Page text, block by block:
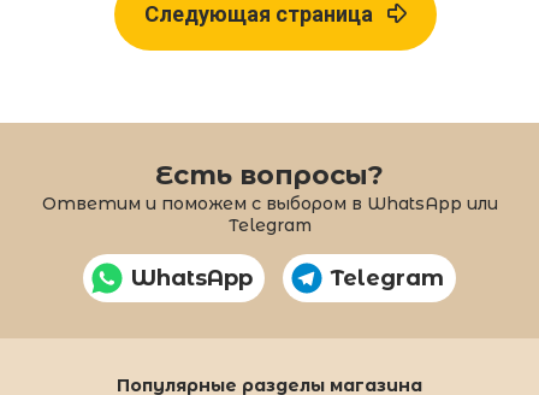
Следующая страница
Есть вопросы?
Ответим и поможем с выбором в WhatsApp или
Telegram
WhatsApp Telegram
Популярные разделы магазина